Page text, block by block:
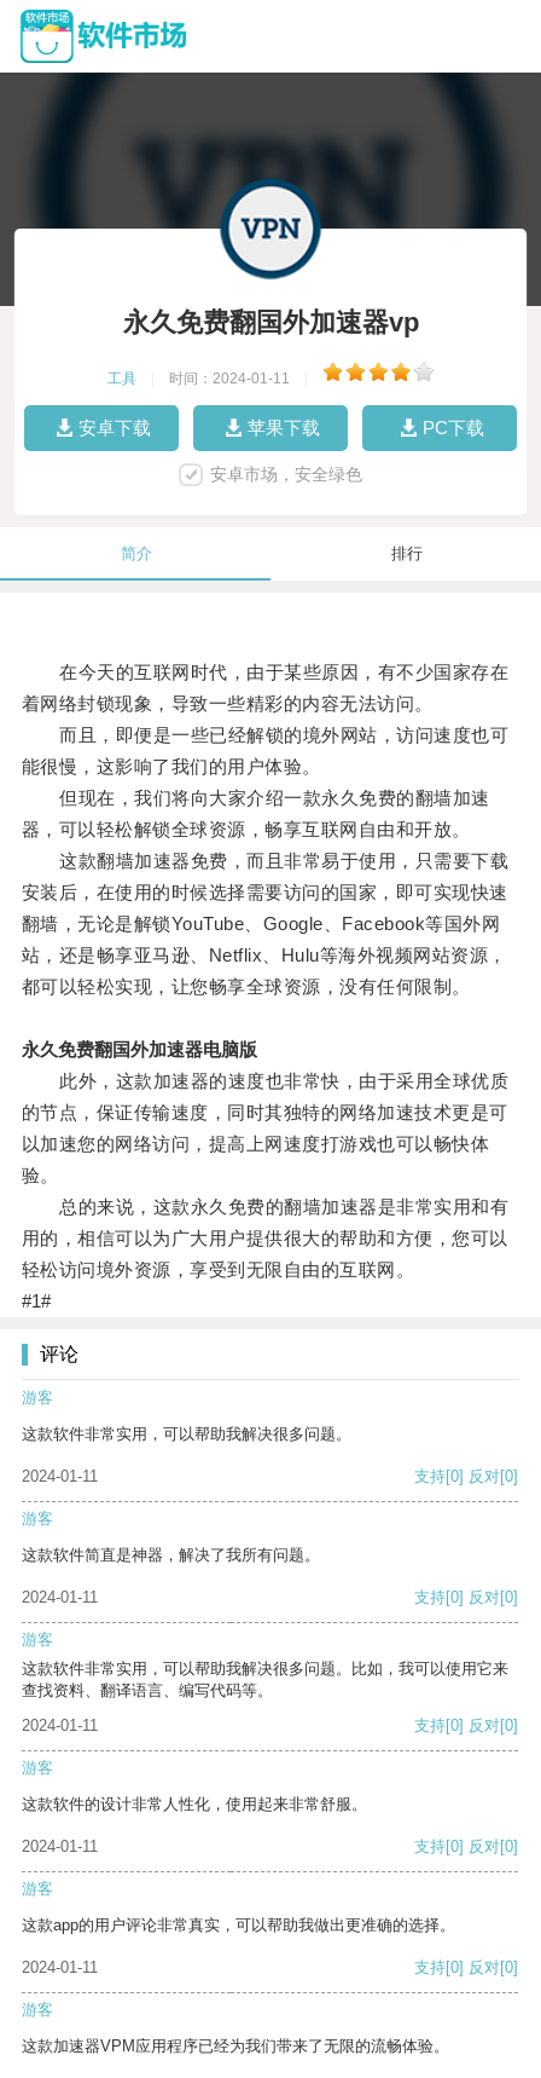
永久免费翻国外加速器vp
工具 时间：2024-01-11
安卓下载 苹果下载 PC下载
安卓市场，安全绿色
简介 排行
在今天的互联网时代，由于某些原因，有不少国家存在
着网络封锁现象，导致一些精彩的内容无法访问。
而且，即便是一些已经解锁的境外网站，访问速度也可
能很慢，这影响了我们的用户体验。
但现在，我们将向大家介绍一款永久免费的翻墙加速
器，可以轻松解锁全球资源，畅享互联网自由和开放。
这款翻墙加速器免费，而且非常易于使用，只需要下载
安装后，在使用的时候选择需要访问的国家，即可实现快速
翻墙，无论是解锁YouTube、Google、Facebook等国外网
站，还是畅享亚马逊、Netflix、Hulu等海外视频网站资源，
都可以轻松实现，让您畅享全球资源，没有任何限制。
永久免费翻国外加速器电脑版
此外，这款加速器的速度也非常快，由于采用全球优质
的节点，保证传输速度，同时其独特的网络加速技术更是可
以加速您的网络访问，提高上网速度打游戏也可以畅快体
验。
总的来说，这款永久免费的翻墙加速器是非常实用和有
用的，相信可以为广大用户提供很大的帮助和方便，您可以
轻松访问境外资源，享受到无限自由的互联网。
#1#
评论
游客
这款软件非常实用，可以帮助我解决很多问题。
2024-01-11 支持[0] 反对[0]
游客
这款软件简直是神器，解决了我所有问题。
2024-01-11 支持[0] 反对[0]
游客
这款软件非常实用，可以帮助我解决很多问题。比如，我可以使用它来
查找资料、翻译语言、编写代码等。
2024-01-11
支持[0] 反对[0]
游客
这款软件的设计非常人性化，使用起来非常舒服。
2024-01-11 支持[0] 反对[0]
游客
这款app的用户评论非常真实，可以帮助我做出更准确的选择。
2024-01-11 支持[0] 反对[0]
游客
这款加速器VPM应用程序已经为我们带来了无限的流畅体验。